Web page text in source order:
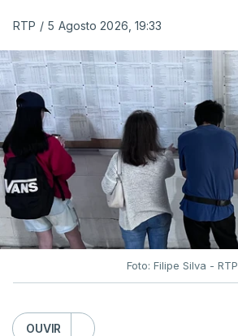
RTP / 5 Agosto 2026, 19:33
Foto: Filipe Silva - RTP
OUVIR